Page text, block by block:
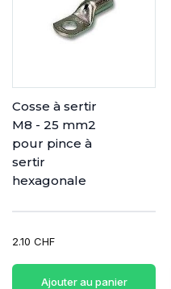
Cosse à sertir
M8 - 25 mm2
pour pince à
sertir
hexagonale
2.10 CHF
Ajouter au panier